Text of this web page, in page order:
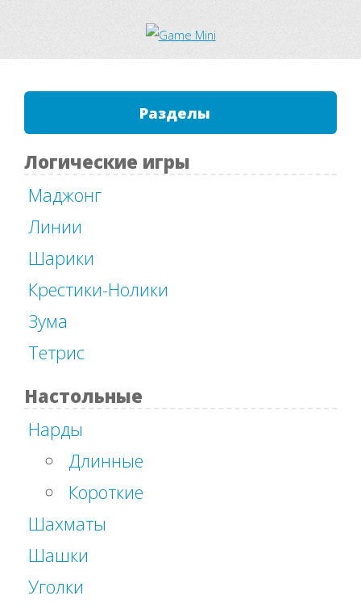
Разделы
Логические игры
Маджонг
Линии
Шарики
Крестики-Нолики
Зума
Тетрис
Настольные
Нарды
Длинные
Короткие
Шахматы
Шашки
Уголки